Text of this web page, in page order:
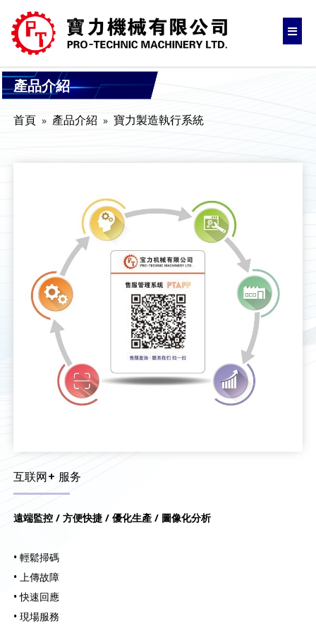
產品介紹
首頁 產品介紹 寶力製造執行系統
互联网+ 服务
遠端監控 /方便快捷 /優化生產 / 圖像化分析
• 輕鬆掃碼
• 上傳故障
• 快速回應
• 現場服務